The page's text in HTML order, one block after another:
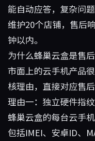
能自动应答，复杂问
维护20个店铺，售后
钟以内。
为什么蜂巢云盒是售
市面上的云手机产品
核理由，直接对应售
理由一：独立硬件指
蜂巢云盒的每台云
包括IMEI、安卓ID、